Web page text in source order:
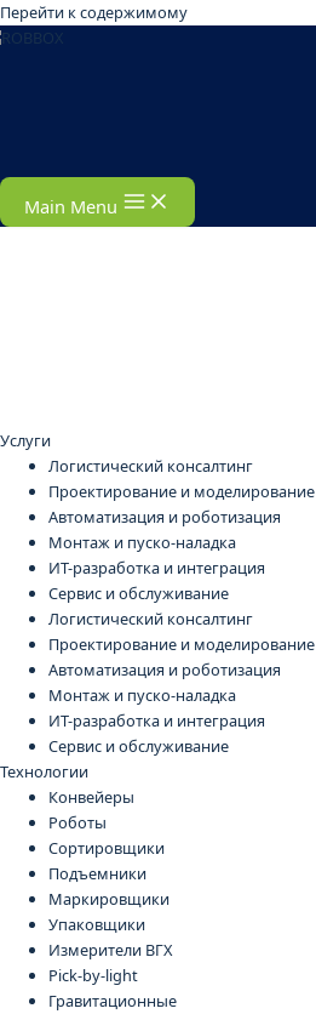
Перейти к содержимому
Main Menu
Услуги
Логистический консалтинг
Проектирование и моделирование
Автоматизация и роботизация
Монтаж и пуско-наладка
ИТ-разработка и интеграция
Сервис и обслуживание
Логистический консалтинг
Проектирование и моделирование
Автоматизация и роботизация
Монтаж и пуско-наладка
ИТ-разработка и интеграция
Сервис и обслуживание
Технологии
Конвейеры
Роботы
Сортировщики
Подъемники
Маркировщики
Упаковщики
Измерители ВГХ
Pick-by-light
Гравитационные